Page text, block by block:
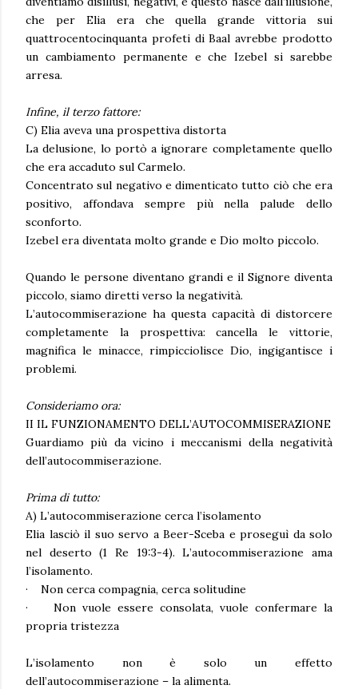
che per Elia era chequella grande vittoria sui
quattrocentocinquanta profeti di Baalavrebbe prodotto
un cambiamento permanente e che Izebel si sarebbe
arresa.
Infine, il terzo fattore:
C) Elia aveva una prospettiva distorta
La delusione, lo portò a ignorare completamente quello
che era accaduto sul Carmelo.
Concentrato sul negativo e dimenticato tutto ciò che era
positivo, affondava sempre più nella palude dello
sconforto.
Izebel era diventata molto grande e Dio molto piccolo.
Quando le persone diventano grandi e il Signore diventa
piccolo, siamo diretti verso la negatività.
L’autocommiserazione ha questa capacità di distorcere
completamente la prospettiva: cancella le vittorie,
magnifica le minacce, rimpicciolisce Dio, ingigantisce i
problemi.
Consideriamo ora:
II IL FUNZIONAMENTO DELL’AUTOCOMMISERAZIONE
Guardiamo più da vicino i meccanismi della negatività
dell’autocommiserazione.
Prima di tutto:
A) L’autocommiserazione cerca l’isolamento
Elia lasciò il suo servo a Beer-Sceba e proseguì da solo
nel deserto(1 Re 19:3-4).L’autocommiserazione ama
l’isolamento.
·
Non cerca compagnia, cerca solitudine
·
Non vuole essere consolata, vuole confermare la
propria tristezza
L’isolamento non è solo un effetto
dell’autocommiserazione – la alimenta.